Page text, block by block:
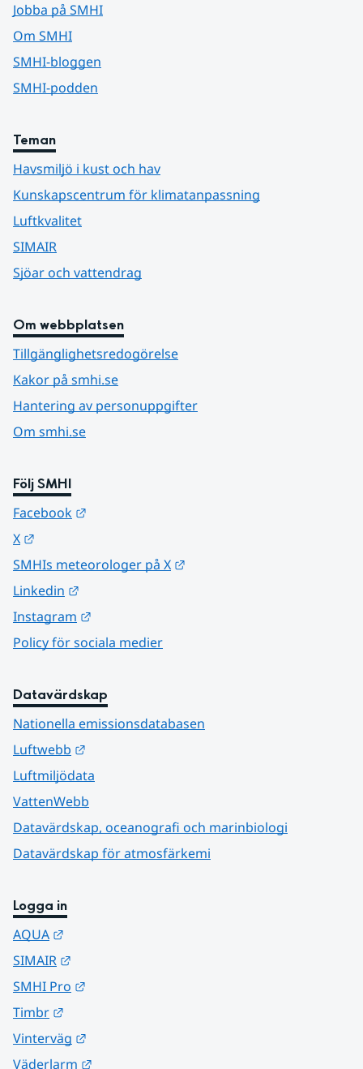
Jobba på SMHI
Om SMHI
SMHI-bloggen
SMHI-podden
Teman
Havsmiljö i kust och hav
Kunskapscentrum för klimatanpassning
Luftkvalitet
SIMAIR
Sjöar och vattendrag
Om webbplatsen
Tillgänglighetsredogörelse
Kakor på smhi.se
Hantering av personuppgifter
Om smhi.se
Följ SMHI
Facebook
X
SMHIs meteorologer på X
Linkedin
Instagram
Policy för sociala medier
Datavärdskap
Nationella emissionsdatabasen
Luftwebb
Luftmiljödata
VattenWebb
Datavärdskap, oceanografi och marinbiologi
Datavärdskap för atmosfärkemi
Logga in
AQUA
SIMAIR
SMHI Pro
Timbr
Vinterväg
Väderlarm